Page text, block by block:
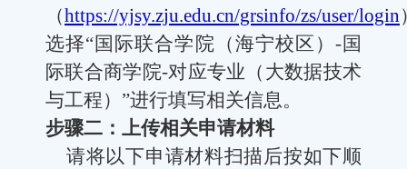
（https://yjsy.zju.edu.cn/grsinfo/zs/user/login
选择“国际联合学院（海宁校区） -国
际联合商学院-对应专业（ 大数据技术
与工程）”进行填写相关信息。
步骤二：上传相关申请材料
请将以下申请材料扫描后按如下顺